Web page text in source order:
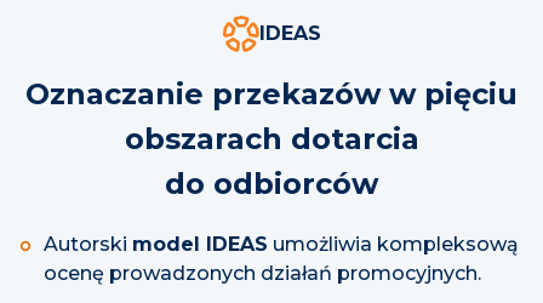
IDEAS
Oznaczanie przekazów w pięciu
obszarach dotarcia
do odbiorców
Autorski model IDEAS umożliwia kompleksową
ocenę prowadzonych działań promocyjnych.